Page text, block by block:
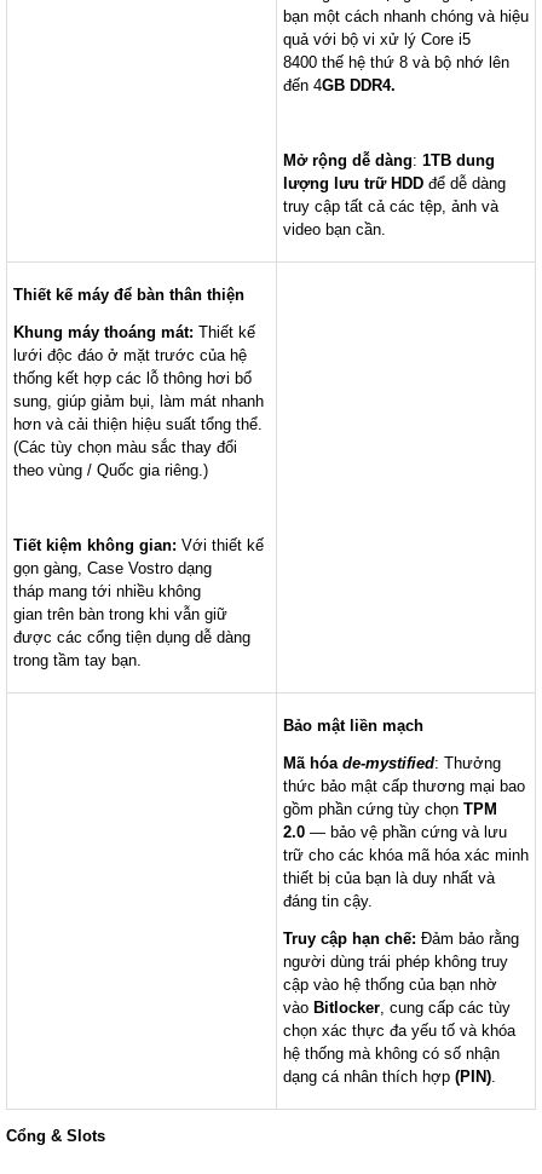
bạn một cách nhanh chóng và hiệu
quả với bộ vi xử lý Core i5
8400 thế hệ thứ 8 và bộ nhớ lên
đến 4GB DDR4.
Mở rộng dễ dàng: 1TB dung
lượng lưu trữ HDD để dễ dàng
truy cập tất cả các tệp, ảnh và
video bạn cần.
Thiết kế máy để bàn thân thiện
Khung máy thoáng mát: Thiết kế
lưới độc đáo ở mặt trước của hệ
thống kết hợp các lỗ thông hơi bổ
sung, giúp giảm bụi, làm mát nhanh
hơn và cải thiện hiệu suất tổng thể.
(Các tùy chọn màu sắc thay đổi
theo vùng / Quốc gia riêng.)
Tiết kiệm không gian: Với thiết kế
gọn gàng, Case Vostro dạng
tháp mang tới nhiều không
gian trên bàn trong khi vẫn giữ
được các cổng tiện dụng dễ dàng
trong tầm tay bạn.
Bảo mật liền mạch
Mã hóa de-mystified: Thưởng
thức bảo mật cấp thương mại bao
gồm phần cứng tùy chọn TPM
2.0 — bảo vệ phần cứng và lưu
trữ cho các khóa mã hóa xác minh
thiết bị của bạn là duy nhất và
đáng tin cậy.
Truy cập hạn chế: Đảm bảo rằng
người dùng trái phép không truy
cập vào hệ thống của bạn nhờ
vào Bitlocker, cung cấp các tùy
chọn xác thực đa yếu tố và khóa
hệ thống mà không có số nhận
dạng cá nhân thích hợp (PIN).
Cổng & Slots